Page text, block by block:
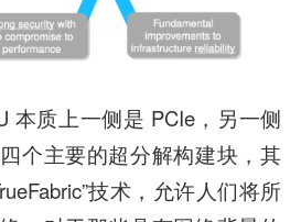
本质上一侧是 PCIe，另一侧
个主要的超分解构建块，其
技术，允许人们将所